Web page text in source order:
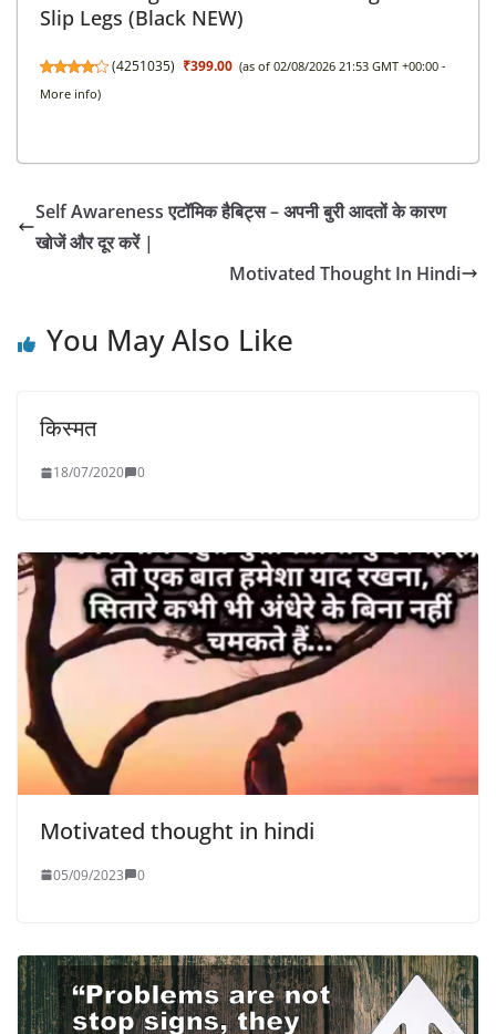
Slip Legs (Black NEW)
(4251035) ₹399.00 (as of 02/08/2026 21:53 GMT +00:00 -
More info)
Self Awareness एटॉमिक हैबिट्स – अपनी बुरी आदतों के कारण
खोजें और दूर करें |
Motivated Thought In Hindi
You May Also Like
किस्मत
18/07/2020 0
Motivated thought in hindi
05/09/2023 0